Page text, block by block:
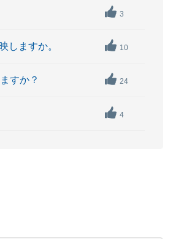
3
しますか。 10
すか？ 24
4